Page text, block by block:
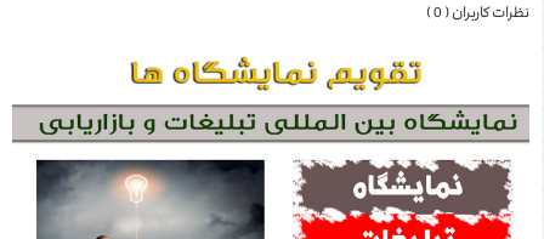
نظرات کاربران ( 0 )